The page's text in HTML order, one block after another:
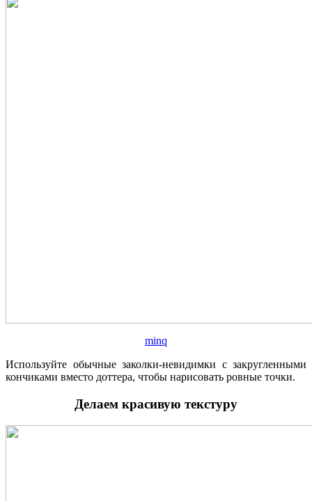
minq
Используйте обычные заколки-невидимки с закругленными
кончиками вместо доттера, чтобы нарисовать ровные точки.
Делаем красивую текстуру